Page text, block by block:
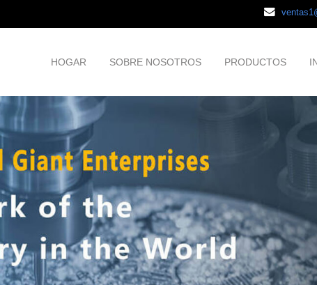
HOGAR SOBRE NOSOTROS PRODUCTOS